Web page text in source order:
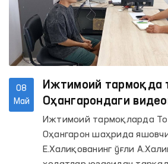
08
Май
Ижтимоий тармоқда
Оҳангарондаги
юзасидан
Ижтимоий тармоқларда
Оҳангарон шаҳрида
Е.Халиқованинг ўғли